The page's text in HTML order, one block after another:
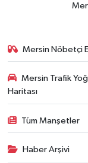
Mersin Nöbetçi
Mersin Trafik
Haritası
Tüm Manşetler
Haber Arşivi